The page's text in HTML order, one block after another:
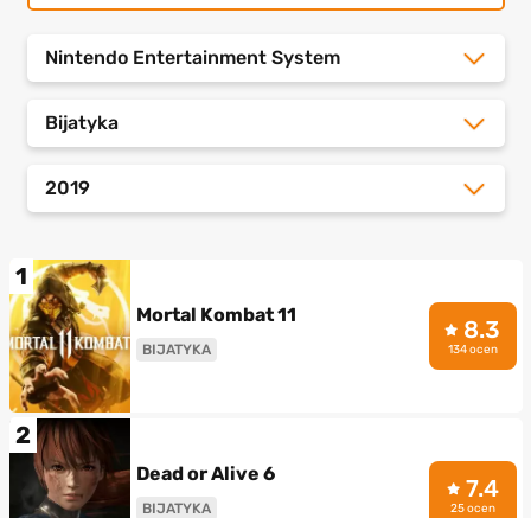
Nintendo Entertainment System
Bijatyka
2019
1
Mortal Kombat 11
BIJATYKA
8.3
134 ocen
2
Dead or Alive 6
BIJATYKA
7.4
25 ocen